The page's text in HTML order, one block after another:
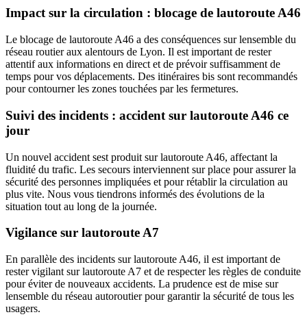
Impact sur la circulation : blocage de lautoroute A46
Le blocage de lautoroute A46 a des conséquences sur lensemble du
réseau routier aux alentours de Lyon. Il est important de rester
attentif aux informations en direct et de prévoir suffisamment de
temps pour vos déplacements. Des itinéraires bis sont recommandés
pour contourner les zones touchées par les fermetures.
Suivi des incidents : accident sur lautoroute A46 ce
jour
Un nouvel accident sest produit sur lautoroute A46, affectant la
fluidité du trafic. Les secours interviennent sur place pour assurer la
sécurité des personnes impliquées et pour rétablir la circulation au
plus vite. Nous vous tiendrons informés des évolutions de la
situation tout au long de la journée.
Vigilance sur lautoroute A7
En parallèle des incidents sur lautoroute A46, il est important de
rester vigilant sur lautoroute A7 et de respecter les règles de conduite
pour éviter de nouveaux accidents. La prudence est de mise sur
lensemble du réseau autoroutier pour garantir la sécurité de tous les
usagers.